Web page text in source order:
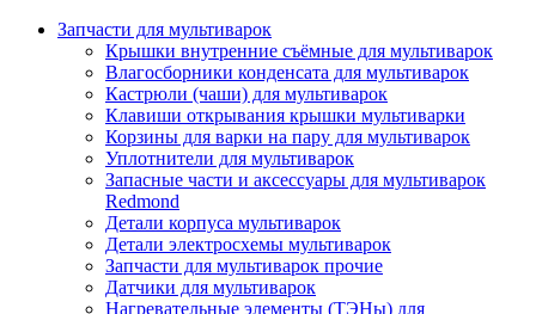
Запчасти для мультиварок
Крышки внутренние съёмные для мультиварок
Влагосборники конденсата для мультиварок
Кастрюли (чаши) для мультиварок
Клавиши открывания крышки мультиварки
Корзины для варки на пару для мультиварок
Уплотнители для мультиварок
Запасные части и аксессуары для мультиварок
Redmond
Детали корпуса мультиварок
Детали электросхемы мультиварок
Запчасти для мультиварок прочие
Датчики для мультиварок
Нагревательные элементы (ТЭНы) для